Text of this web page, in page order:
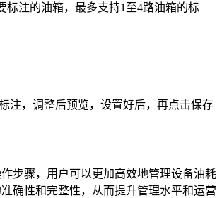
标注的油箱，最多支持1至4路油箱的标
注，调整后预览，设置好后，再点击保存
步骤，用户可以更加高效地管理设备油耗
确性和完整性，从而提升管理水平和运营